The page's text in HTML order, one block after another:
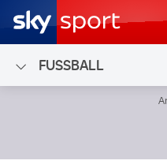
FUSSBALL